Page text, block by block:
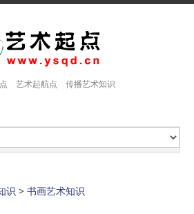
艺术起航点 传播艺术知识
识 > 书画艺术知识